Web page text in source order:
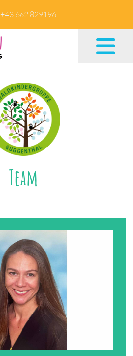
+43 662 829196
Team